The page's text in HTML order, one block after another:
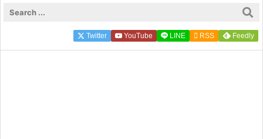


Twitter YouTube LINE  RSS Feedly